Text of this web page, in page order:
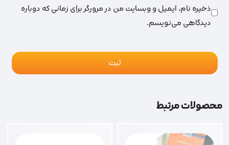
ذخیره نام، ایمیل و وبسایت من در مرورگر برای زمانی که دوباره
دیدگاهی می‌نویسم.
محصولات مرتبط